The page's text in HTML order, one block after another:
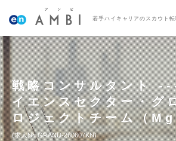
若手ハイキャリアのスカウト転
戦略コンサルタント
イエンスセクター・グ
ロジェクトチーム（
求人No.GRAND-260607KN